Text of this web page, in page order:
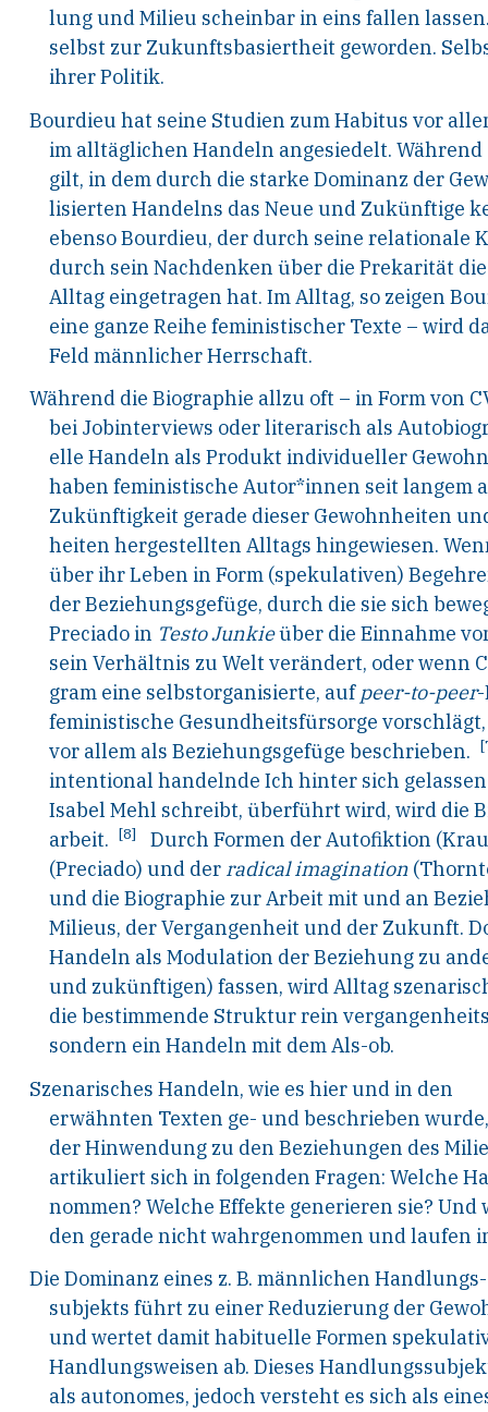
lung und Milieu scheinbar in eins fallen
selbst zur Zukunftsbasiertheit geworden.
ihrer Politik.
Bourdieu hat seine Studien zum Habitus vor
im alltäglichen Handeln angesiedelt.
gilt, in dem durch die starke Dominanz der
lisierten Handelns das Neue und Zukünftige
ebenso Bourdieu, der durch seine relationale
durch sein Nachdenken über die Prekarität
Alltag eingetragen hat. Im Alltag, so zeigen
eine ganze Reihe feministischer Texte – wird
Feld männlicher Herrschaft.
Während die Biographie allzu oft – in Form von
bei Jobinterviews oder literarisch als
elle Handeln als Produkt individueller
haben feministische Autor*innen seit langem
Zukünftigkeit gerade dieser Gewohnheiten
heiten hergestellten Alltags hingewiesen.
über ihr Leben in Form (spekulativen)
der Beziehungsgefüge, durch die sie sich
Preciado in Testo Junkieüber die Einnahme
sein Verhältnis zu Welt verändert, oder wenn
gram eine selbstorganisierte, auf peer-to-peer
feministische Gesundheitsfürsorge
vor allem als Beziehungsgefüge beschrieben.
intentional handelnde Ich hinter sich
Isabel Mehl schreibt, überführt wird, wird die
arbeit. [8]
Durch Formen der Autofiktion
(Preciado) und der radical imagination
und die Biographie zur Arbeit mit und an
Milieus, der Vergangenheit und der Zukunft.
Handeln als Modulation der Beziehung zu
und zukünftigen) fassen, wird Alltag
die bestimmende Strukturrein
sondern ein Handeln mit dem Als-ob.
Szenarisches Handeln, wie es hier und in den
erwähnten Texten ge- und beschrieben
der Hinwendung zu den Beziehungen des
artikuliert sich in folgenden Fragen: Welche
nommen? Welche Effekte generieren sie?
den gerade nicht wahrgenommen und laufen
Die Dominanz eines z. B. männlichen Handlungs-
subjekts führt zu einer Reduzierung der
und wertet damit habituelle Formen
Handlungsweisen ab. Dieses
als autonomes, jedoch versteht es sich als